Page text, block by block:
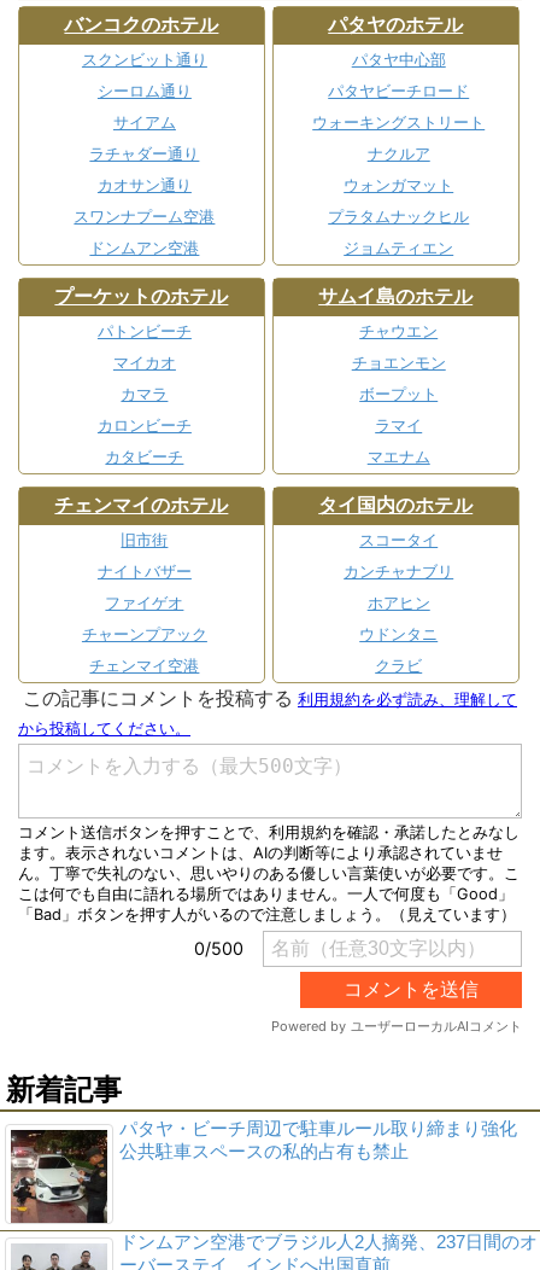
バンコクのホテル
スクンビット通り
シーロム通り
サイアム
ラチャダー通り
カオサン通り
スワンナプーム空港
ドンムアン空港
パタヤのホテル
パタヤ中心部
パタヤビーチロード
ウォーキングストリート
ナクルア
ウォンガマット
プラタムナックヒル
ジョムティエン
プーケットのホテル
パトンビーチ
マイカオ
カマラ
カロンビーチ
カタビーチ
サムイ島のホテル
チャウエン
チョエンモン
ボープット
ラマイ
マエナム
チェンマイのホテル
旧市街
ナイトバザー
ファイゲオ
チャーンプアック
チェンマイ空港
タイ国内のホテル
スコータイ
カンチャナブリ
ホアヒン
ウドンタニ
クラビ
新着記事
パタヤ・ビーチ周辺で駐車ルール取り締まり強化
公共駐車スペースの私的占有も禁止
ドンムアン空港でブラジル人2人摘発、237日間のオ
ーバーステイ インドへ出国直前